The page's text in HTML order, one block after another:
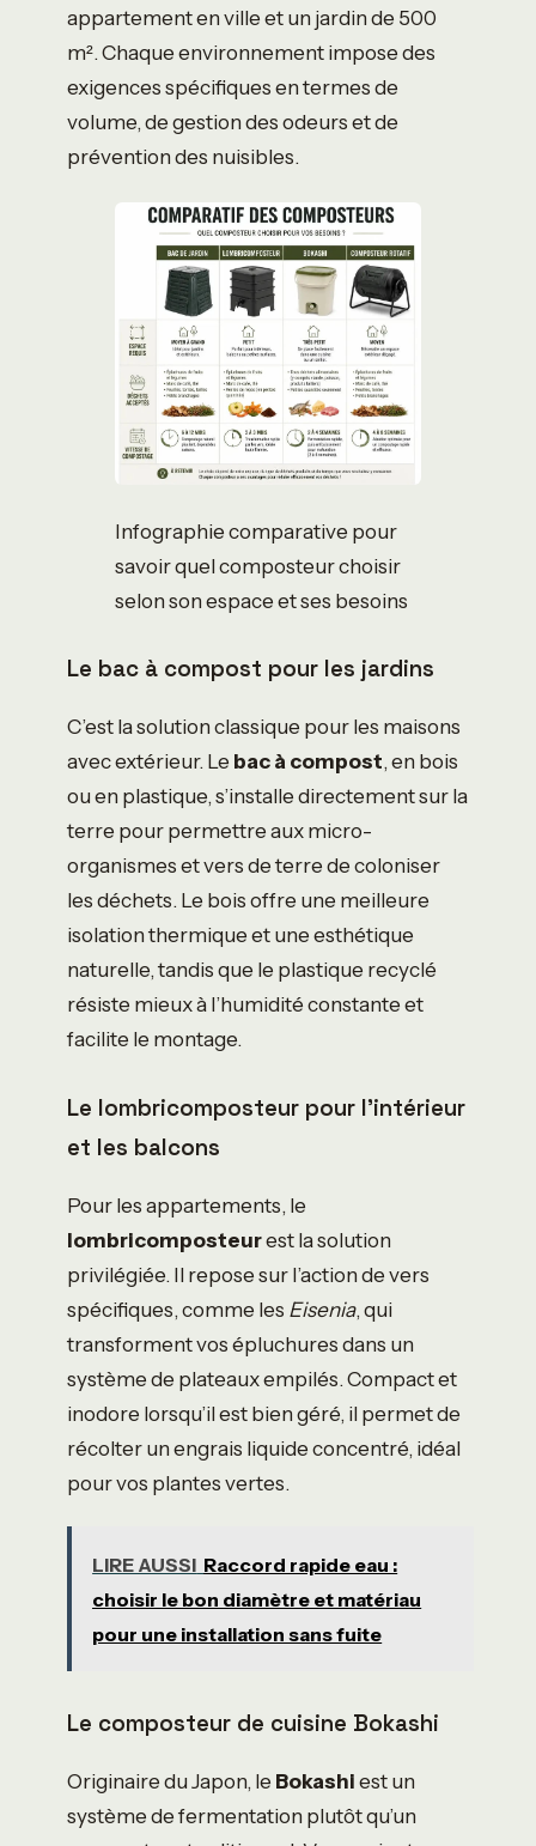
appartement en ville et un jardin de 500
m². Chaque environnement impose des
exigences spécifiques en termes de
volume, de gestion des odeurs et de
prévention des nuisibles.
Infographie comparative pour
savoir quel composteur choisir
selon son espace et ses besoins
Le bac à compost pour les jardins
C’est la solution classique pour les maisons
avec extérieur. Le bac à compost, en bois
ou en plastique, s’installe directement sur la
terre pour permettre aux micro-
organismes et vers de terre de coloniser
les déchets. Le bois offre une meilleure
isolation thermique et une esthétique
naturelle, tandis que le plastique recyclé
résiste mieux à l’humidité constante et
facilite le montage.
Le lombricomposteur pour l’intérieur
et les balcons
Pour les appartements, le
lombricomposteurest la solution
privilégiée. Il repose sur l’action de vers
spécifiques, comme les Eisenia, qui
transforment vos épluchures dans un
système de plateaux empilés. Compact et
inodore lorsqu’il est bien géré, il permet de
récolter un engrais liquide concentré, idéal
pour vos plantes vertes.
LIRE AUSSI Raccord rapide eau :
choisir le bon diamètre et matériau
pour une installation sans fuite
Le composteur de cuisine Bokashi
Originaire du Japon, le Bokashiest un
système de fermentation plutôt qu’un